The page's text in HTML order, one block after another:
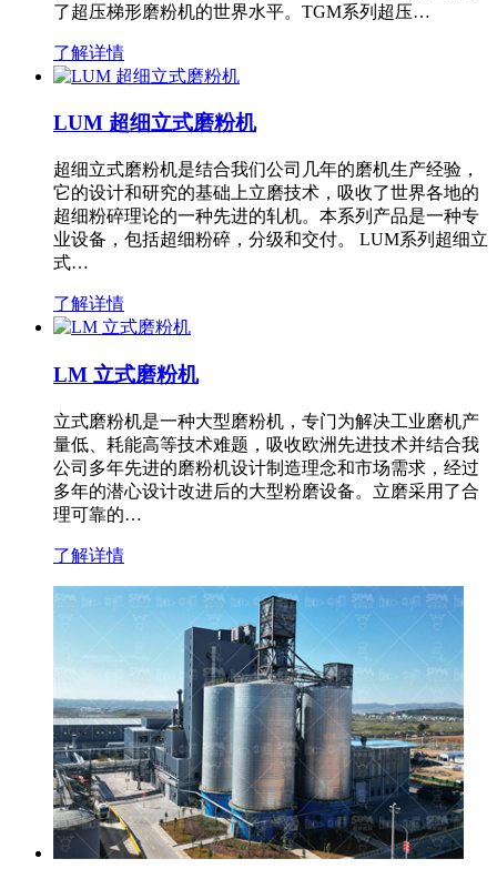
了超压梯形磨粉机的世界水平。TGM系列超压…
了解详情
LUM 超细立式磨粉机
超细立式磨粉机是结合我们公司几年的磨机生产经验，
它的设计和研究的基础上立磨技术，吸收了世界各地的
超细粉碎理论的一种先进的轧机。本系列产品是一种专
业设备，包括超细粉碎，分级和交付。 LUM系列超细立
式…
了解详情
LM 立式磨粉机
立式磨粉机是一种大型磨粉机，专门为解决工业磨机产
量低、耗能高等技术难题，吸收欧洲先进技术并结合我
公司多年先进的磨粉机设计制造理念和市场需求，经过
多年的潜心设计改进后的大型粉磨设备。立磨采用了合
理可靠的…
了解详情